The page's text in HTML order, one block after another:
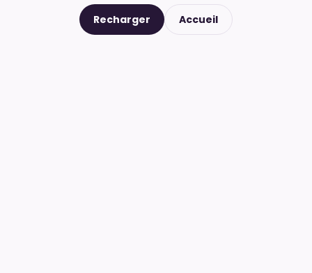
Recharger Accueil